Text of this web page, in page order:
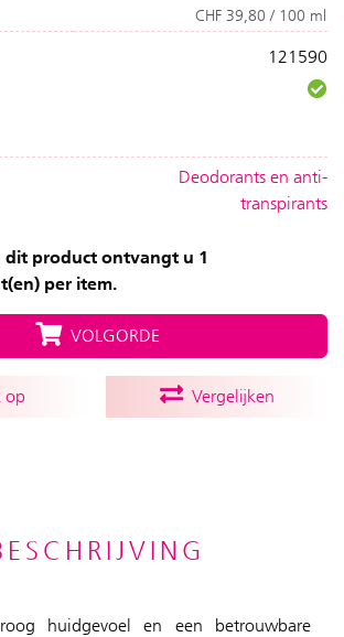
CHF 39,80 / 100 ml
121590
Deodorants en anti-
transpirants
dit product ontvangt u 1
per item.
VOLGORDE
Vergelijken
huidgevoel en een betrouwbare